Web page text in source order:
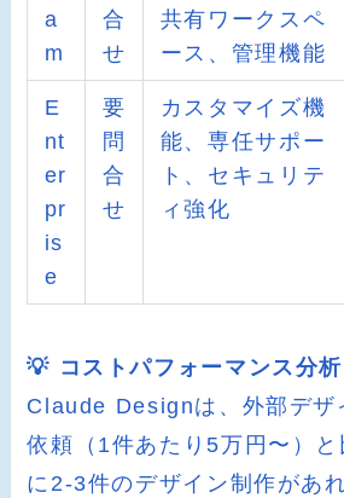
a
m
合
せ
共有ワークスペ
ース、管理機能
E
nt
er
pr
is
e
要
問
合
せ
カスタマイズ機
能、専任サポー
ト、セキュリテ
ィ強化
💡 コストパフォーマンス分析
Claude Designは、外部デザ
依頼（1件あたり5万円〜）と
に2-3件のデザイン制作があ